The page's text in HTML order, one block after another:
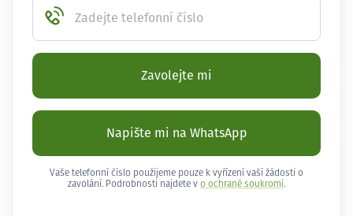
Zadejte telefonní číslo
Zavolejte mi
Napište mi na WhatsApp
Vaše telefonní číslo použijeme pouze k vyřízení vaší žádosti o
zavolání. Podrobnosti najdete v o ochraně soukromí .